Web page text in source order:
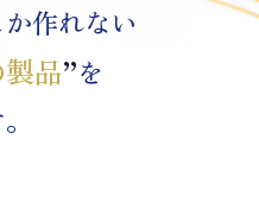
作れない
品”を